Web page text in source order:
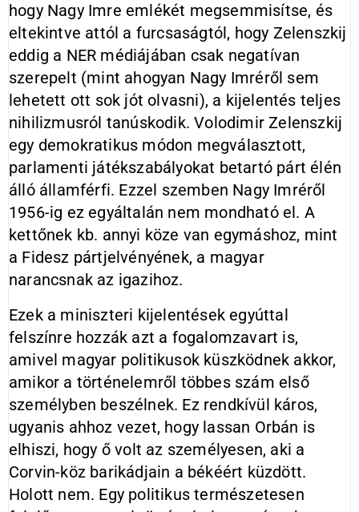
hogy Nagy Imre emlékét megsemmisítse, és
eltekintve attól a furcsaságtól, hogy Zelenszkij
eddig a NER médiájában csak negatívan
szerepelt (mint ahogyan Nagy Imréről sem
lehetett ott sok jót olvasni), a kijelentés teljes
nihilizmusról tanúskodik. Volodimir Zelenszkij
egy demokratikus módon megválasztott,
parlamenti játékszabályokat betartó párt élén
álló államférfi. Ezzel szemben Nagy Imréről
1956-ig ez egyáltalán nem mondható el. A
kettőnek kb. annyi köze van egymáshoz, mint
a Fidesz pártjelvényének, a magyar
narancsnak az igazihoz.
Ezek a miniszteri kijelentések egyúttal
felszínre hozzák azt a fogalomzavart is,
amivel magyar politikusok küszködnek akkor,
amikor a történelemről többes szám első
személyben beszélnek. Ez rendkívül káros,
ugyanis ahhoz vezet, hogy lassan Orbán is
elhiszi, hogy ő volt az személyesen, aki a
Corvin-köz barikádjain a békéért küzdött.
Holott nem. Egy politikus természetesen